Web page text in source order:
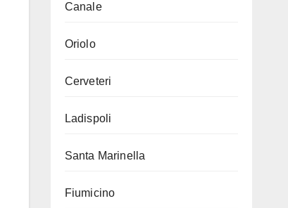
Canale
Oriolo
Cerveteri
Ladispoli
Santa Marinella
Fiumicino